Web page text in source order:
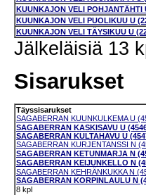
KUUNKAJON VELI POHJANTÄHTI
KUUNKAJON VELI PUOLIKUU U
KUUNKAJON VELI TÄYSIKUU U
Jälkeläisiä 13
Sisarukset
Täyssisarukset
SAGABERRAN KUUNKULKEMA U
SAGABERRAN KASKISAVU U
SAGABERRAN KULTAHAVU U
SAGABERRAN KURJENTANSSI N
SAGABERRAN KETUNMARJA N
SAGABERRAN KEIJUNKELLO N
SAGABERRAN KEHRÄNKUKKA N
SAGABERRAN KORPINLAULU N
8 kpl